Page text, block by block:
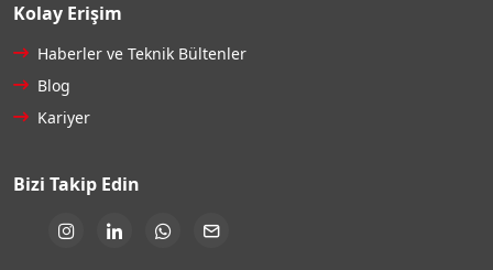
Kolay Erişim
Haberler ve Teknik Bültenler
Blog
Kariyer
Bizi Takip Edin